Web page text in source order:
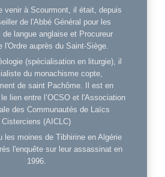
venir à Scourmont, il était, depuis
de l'Abbé Général pour les
de langue anglaise et Procureur
l'Ordre auprès du Saint-Siège.
(spécialisation en liturgie), il
du monachisme copte,
de saint Pachôme. Il est en
lien entre l’OCSO et l'Association
des Communautés de Laïcs
Cisterciens (AICLC)
les moines de Tibhirine en Algérie
l'enquête sur leur assassinat en
1996.